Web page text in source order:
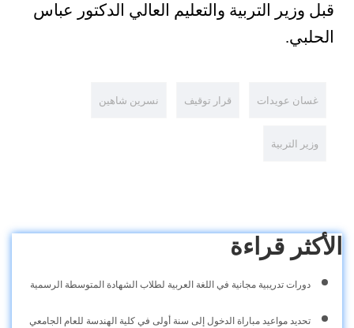
قبل وزير التربية والتعليم العالي الدكتور عباس
الحلبي.
غسان عويدات قرار توقيف نسرين شاهين
وزير التربية
الأكثر قراءة
دورات تدريبية مجانية في اللغة العربية لطلاب الشهادة المتوسطة الرسمية
تحديد مواعيد مباراة الدخول إلى سنة أولى في كلية الهندسة للعام الجامعي